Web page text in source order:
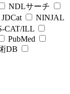
NDLサーチ
JDCat
NINJAL
CAT/ILL
PubMed
DB